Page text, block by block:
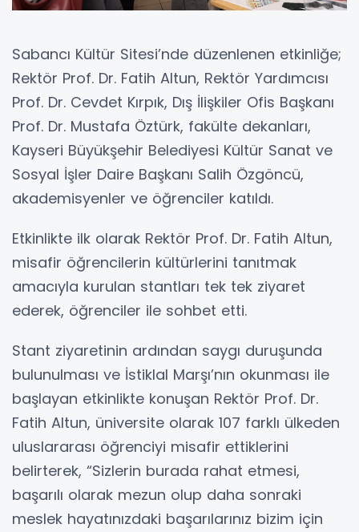
Sabancı Kültür Sitesi’nde düzenlenen etkinliğe;
Rektör Prof. Dr. Fatih Altun, Rektör Yardımcısı
Prof. Dr. Cevdet Kırpık, Dış İlişkiler Ofis Başkanı
Prof. Dr. Mustafa Öztürk, fakülte dekanları,
Kayseri Büyükşehir Belediyesi Kültür Sanat ve
Sosyal İşler Daire Başkanı Salih Özgöncü,
akademisyenler ve öğrenciler katıldı.
Etkinlikte ilk olarak Rektör Prof. Dr. Fatih Altun,
misafir öğrencilerin kültürlerini tanıtmak
amacıyla kurulan stantları tek tek ziyaret
ederek, öğrenciler ile sohbet etti.
Stant ziyaretinin ardından saygı duruşunda
bulunulması ve İstiklal Marşı’nın okunması ile
başlayan etkinlikte konuşan Rektör Prof. Dr.
Fatih Altun, üniversite olarak 107 farklı ülkeden
uluslararası öğrenciyi misafir ettiklerini
belirterek, “Sizlerin burada rahat etmesi,
başarılı olarak mezun olup daha sonraki
meslek hayatınızdaki başarılarınız bizim için